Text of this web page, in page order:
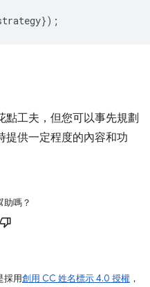
});
點工夫，但您可以事先規劃
提供一定程度的內容和功
助嗎？
採用創用 CC 姓名標示 4.0 授權 ，